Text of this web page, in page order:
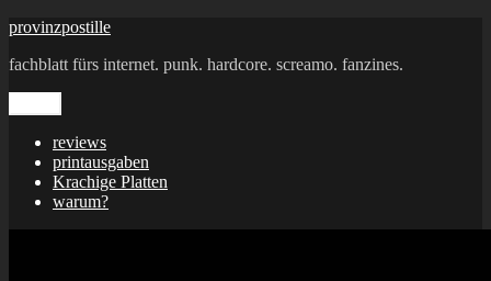
Zum
springen
provinzpostille
fachblatt fürs internet. punk. hardcore. screamo. fanzines.
reviews
printausgaben
Krachige Platten
warum?